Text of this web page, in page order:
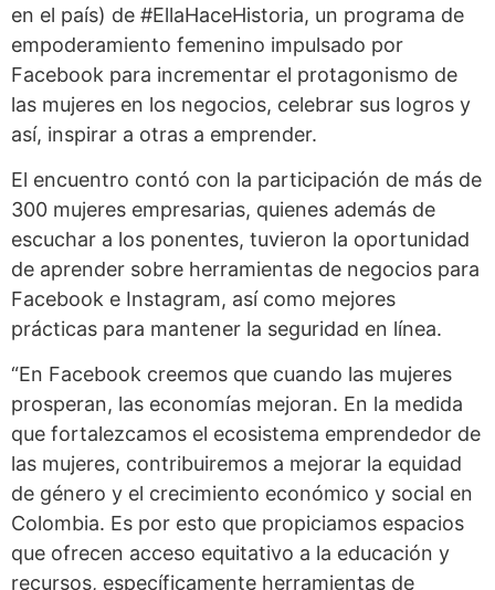
en el país) de #EllaHaceHistoria, un programa de
empoderamiento femenino impulsado por
Facebook para incrementar el protagonismo de
las mujeres en los negocios, celebrar sus logros y
así, inspirar a otras a emprender.
El encuentro contó con la participación de más de
300 mujeres empresarias, quienes además de
escuchar a los ponentes, tuvieron la oportunidad
de aprender sobre herramientas de negocios para
Facebook e Instagram, así como mejores
prácticas para mantener la seguridad en línea.
“En Facebook creemos que cuando las mujeres
prosperan, las economías mejoran. En la medida
que fortalezcamos el ecosistema emprendedor de
las mujeres, contribuiremos a mejorar la equidad
de género y el crecimiento económico y social en
Colombia. Es por esto que propiciamos espacios
que ofrecen acceso equitativo a la educación y
recursos, específicamente herramientas de